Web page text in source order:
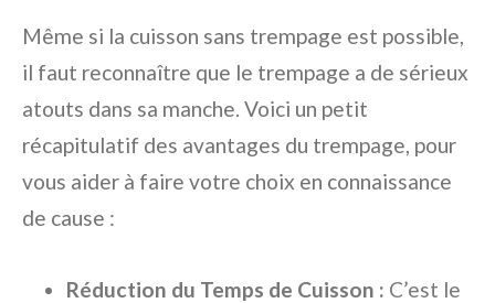
Même si la cuisson sans trempage est possible,
il faut reconnaître que le trempage a de sérieux
atouts dans sa manche. Voici un petit
récapitulatif des avantages du trempage, pour
vous aider à faire votre choix en connaissance
de cause :
Réduction du Temps de Cuisson : C’est le